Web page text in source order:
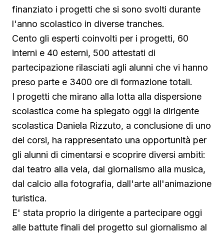
finanziato i progetti che si sono svolti durante
l'anno scolastico in diverse tranches.
Cento gli esperti coinvolti per i progetti, 60
interni e 40 esterni, 500 attestati di
partecipazione rilasciati agli alunni che vi hanno
preso parte e 3400 ore di formazione totali.
I progetti che mirano alla lotta alla dispersione
scolastica come ha spiegato oggi la dirigente
scolastica Daniela Rizzuto, a conclusione di uno
dei corsi, ha rappresentato una opportunità per
gli alunni di cimentarsi e scoprire diversi ambiti:
dal teatro alla vela, dal giornalismo alla musica,
dal calcio alla fotografia, dall'arte all'animazione
turistica.
E' stata proprio la dirigente a partecipare oggi
alle battute finali del progetto sul giornalismo al